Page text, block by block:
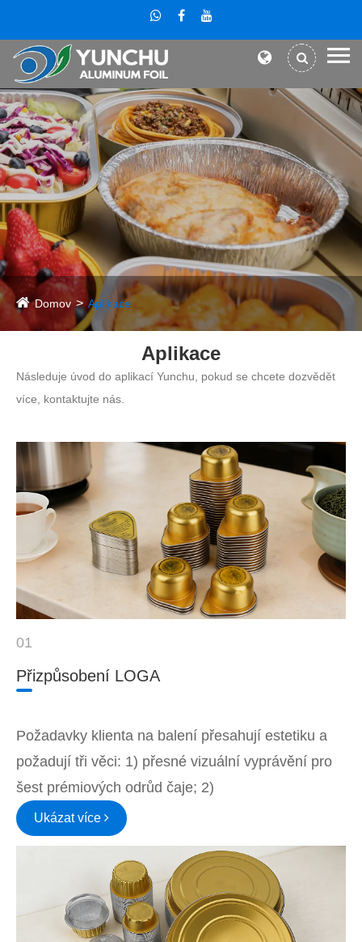
Domov Aplikace
Aplikace
Následuje úvod do aplikací Yunchu, pokud se chcete dozvědět
více, kontaktujte nás.
01
Přizpůsobení LOGA
Požadavky klienta na balení přesahují estetiku a
požadují tři věci: 1) přesné vizuální vyprávění pro
šest prémiových odrůd čaje; 2)
Ukázat více